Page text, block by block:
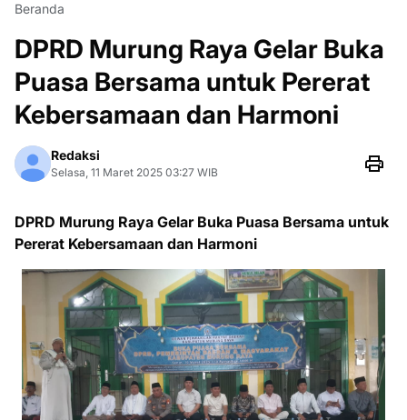
Beranda
DPRD Murung Raya Gelar Buka
Puasa Bersama untuk Pererat
Kebersamaan dan Harmoni
Redaksi
Selasa, 11 Maret 2025 03:27 WIB
DPRD Murung Raya Gelar Buka Puasa Bersama untuk
Pererat Kebersamaan dan Harmoni